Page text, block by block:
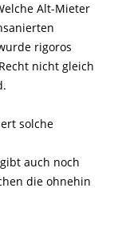
Alt-Mieter
rigoros
nicht gleich
solche
auch noch
die ohnehin